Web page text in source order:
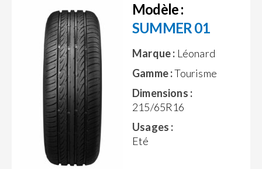
Modèle :
SUMMER 01
Marque : Léonard
Gamme :Tourisme
Dimensions :
215/65R16
Usages :
Eté